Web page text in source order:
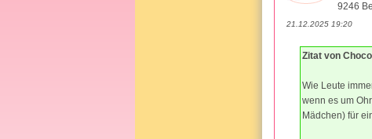
9246
21.12.2025 19:20
Zitat von
Wie Leute
wenn es um
Mädchen) für